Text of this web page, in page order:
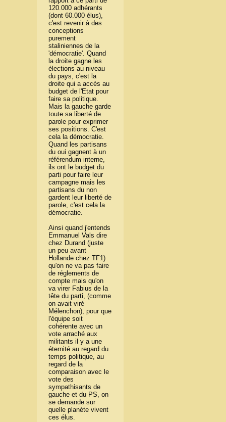
120.000 adhérants
(dont 60.000 élus),
c'est revenir à des
conceptions
purement
staliniennes de la
'démocratie'. Quand
la droite gagne les
élections au niveau
du pays, c'est la
droite qui a accès au
budget de l'Etat pour
faire sa politique.
Mais la gauche garde
toute sa liberté de
parole pour exprimer
ses positions. C'est
cela la démocratie.
Quand les partisans
du oui gagnent à un
référendum interne,
ils ont le budget du
parti pour faire leur
campagne mais les
partisans du non
gardent leur liberté de
parole, c'est cela la
démocratie.
Ainsi quand j'entends
Emmanuel Vals dire
chez Durand (juste
un peu avant
Hollande chez TF1)
qu'on ne va pas faire
de réglements de
compte mais qu'on
va virer Fabius de la
tête du parti, (comme
on avait viré
Mélenchon), pour que
l'équipe soit
cohérente avec un
vote arraché aux
militants il y a une
éternité au regard du
temps politique, au
regard de la
comparaison avec le
vote des
sympathisants de
gauche et du PS, on
se demande sur
quelle planète vivent
ces élus.